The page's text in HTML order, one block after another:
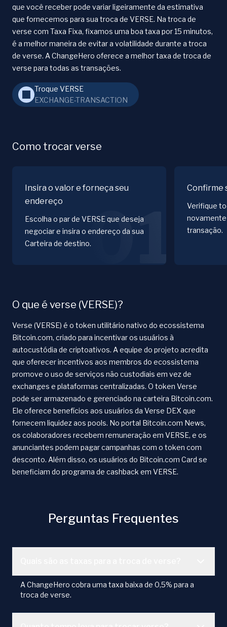
que você receber pode variar ligeiramente da estimativa
que fornecemos para sua troca de VERSE. Na troca de
verse com Taxa Fixa, fixamos uma boa taxa por 15 minutos,
é a melhor maneira de evitar a volatilidade durante a troca
de verse. A ChangeHero oferece a melhor taxa de troca de
verse para todas as transações.
Troque VERSE
EXCHANGE-TRANSACTION
Como trocar verse
Insira o valor e forneça seu
endereço
Escolha o par de VERSE que deseja
negociar e insira o endereço da sua
Carteira de destino.01
Confirme
Verifique
transação.
O que é verse (VERSE)?
Verse (VERSE) é o token utilitário nativo do ecossistema
Bitcoin.com, criado para incentivar os usuários à
autocustódia de criptoativos. A equipe do projeto acredita
que oferecer incentivos aos membros do ecossistema
promove o uso de serviços não custodiais em vez de
exchanges e plataformas centralizadas. O token Verse
pode ser armazenado e gerenciado na carteira Bitcoin.com.
Ele oferece benefícios aos usuários da Verse DEX que
fornecem liquidez aos pools. No portal Bitcoin.com News,
os colaboradores recebem remuneração em VERSE, e os
anunciantes podem pagar campanhas com o token com
desconto. Além disso, os usuários do Bitcoin.com Card se
beneficiam do programa de cashback em VERSE.
Perguntas Frequentes
A ChangeHero cobra uma taxa baixa de 0,5% para a
troca de verse.